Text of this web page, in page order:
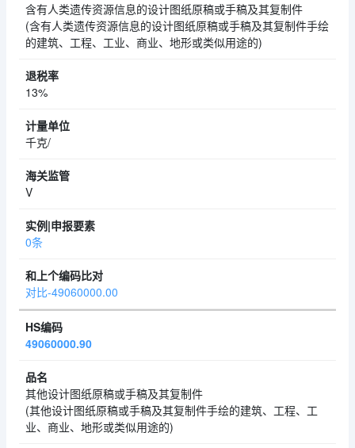
含有人类遗传资源信息的设计图纸原稿或手稿及其复制件
(含有人类遗传资源信息的设计图纸原稿或手稿及其复制件手绘
的建筑、工程、工业、商业、地形或类似用途的)
13%
千克/
V
0条
对比-49060000.00
49060000.90
其他设计图纸原稿或手稿及其复制件
(其他设计图纸原稿或手稿及其复制件手绘的建筑、工程、工
业、商业、地形或类似用途的)